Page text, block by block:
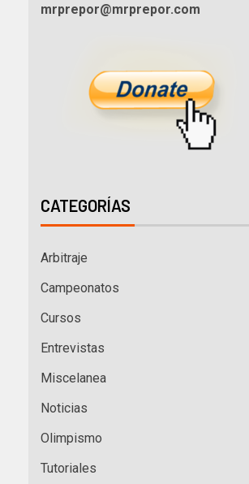
mrprepor@mrprepor.com
CATEGORÍAS
Arbitraje
Campeonatos
Cursos
Entrevistas
Miscelanea
Noticias
Olimpismo
Tutoriales